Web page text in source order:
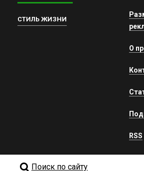
СТИЛЬ ЖИЗНИ
О
RSS
Поиск по сайту